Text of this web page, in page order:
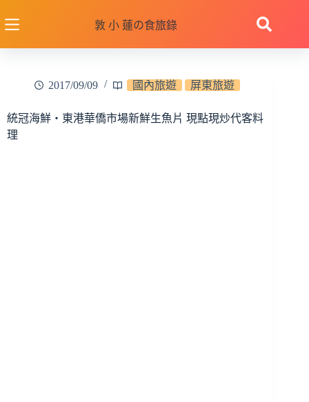
至
敦 小 蓮の食旅錄
2017/09/09 國內旅遊 屏東旅遊
統冠海鮮‧東港華僑市場新鮮生魚片 現點現炒代客料
理